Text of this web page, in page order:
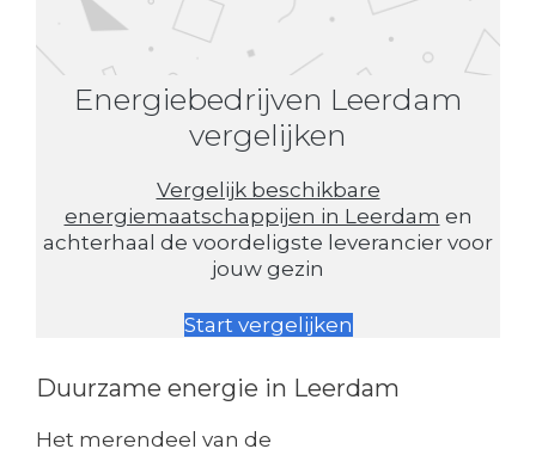
Energiebedrijven Leerdam
vergelijken
Vergelijk beschikbare
energiemaatschappijen in Leerdam en
achterhaal de voordeligste leverancier voor
jouw gezin
Start vergelijken
Duurzame energie in Leerdam
Het merendeel van de